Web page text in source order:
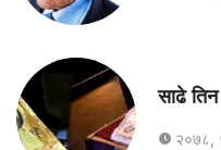
साढे
२०७८,